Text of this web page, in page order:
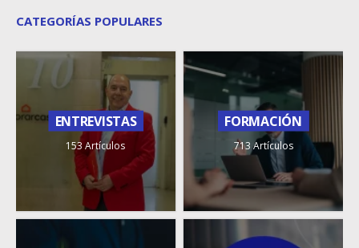
CATEGORÍAS POPULARES
ENTREVISTAS
153 Artículos
FORMACIÓN
713 Artículos